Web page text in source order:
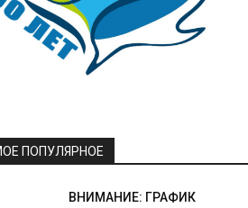
ПОПУЛЯРНОЕ
ВНИМАНИЕ: ГРАФИК